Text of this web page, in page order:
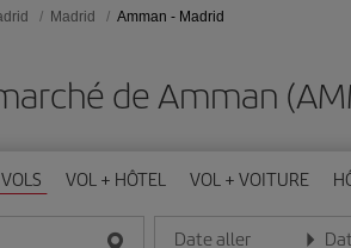
Madrid Amman - Madrid
de Amman
VOLS VOL + HÔTEL VOL + VOITURE
Date aller